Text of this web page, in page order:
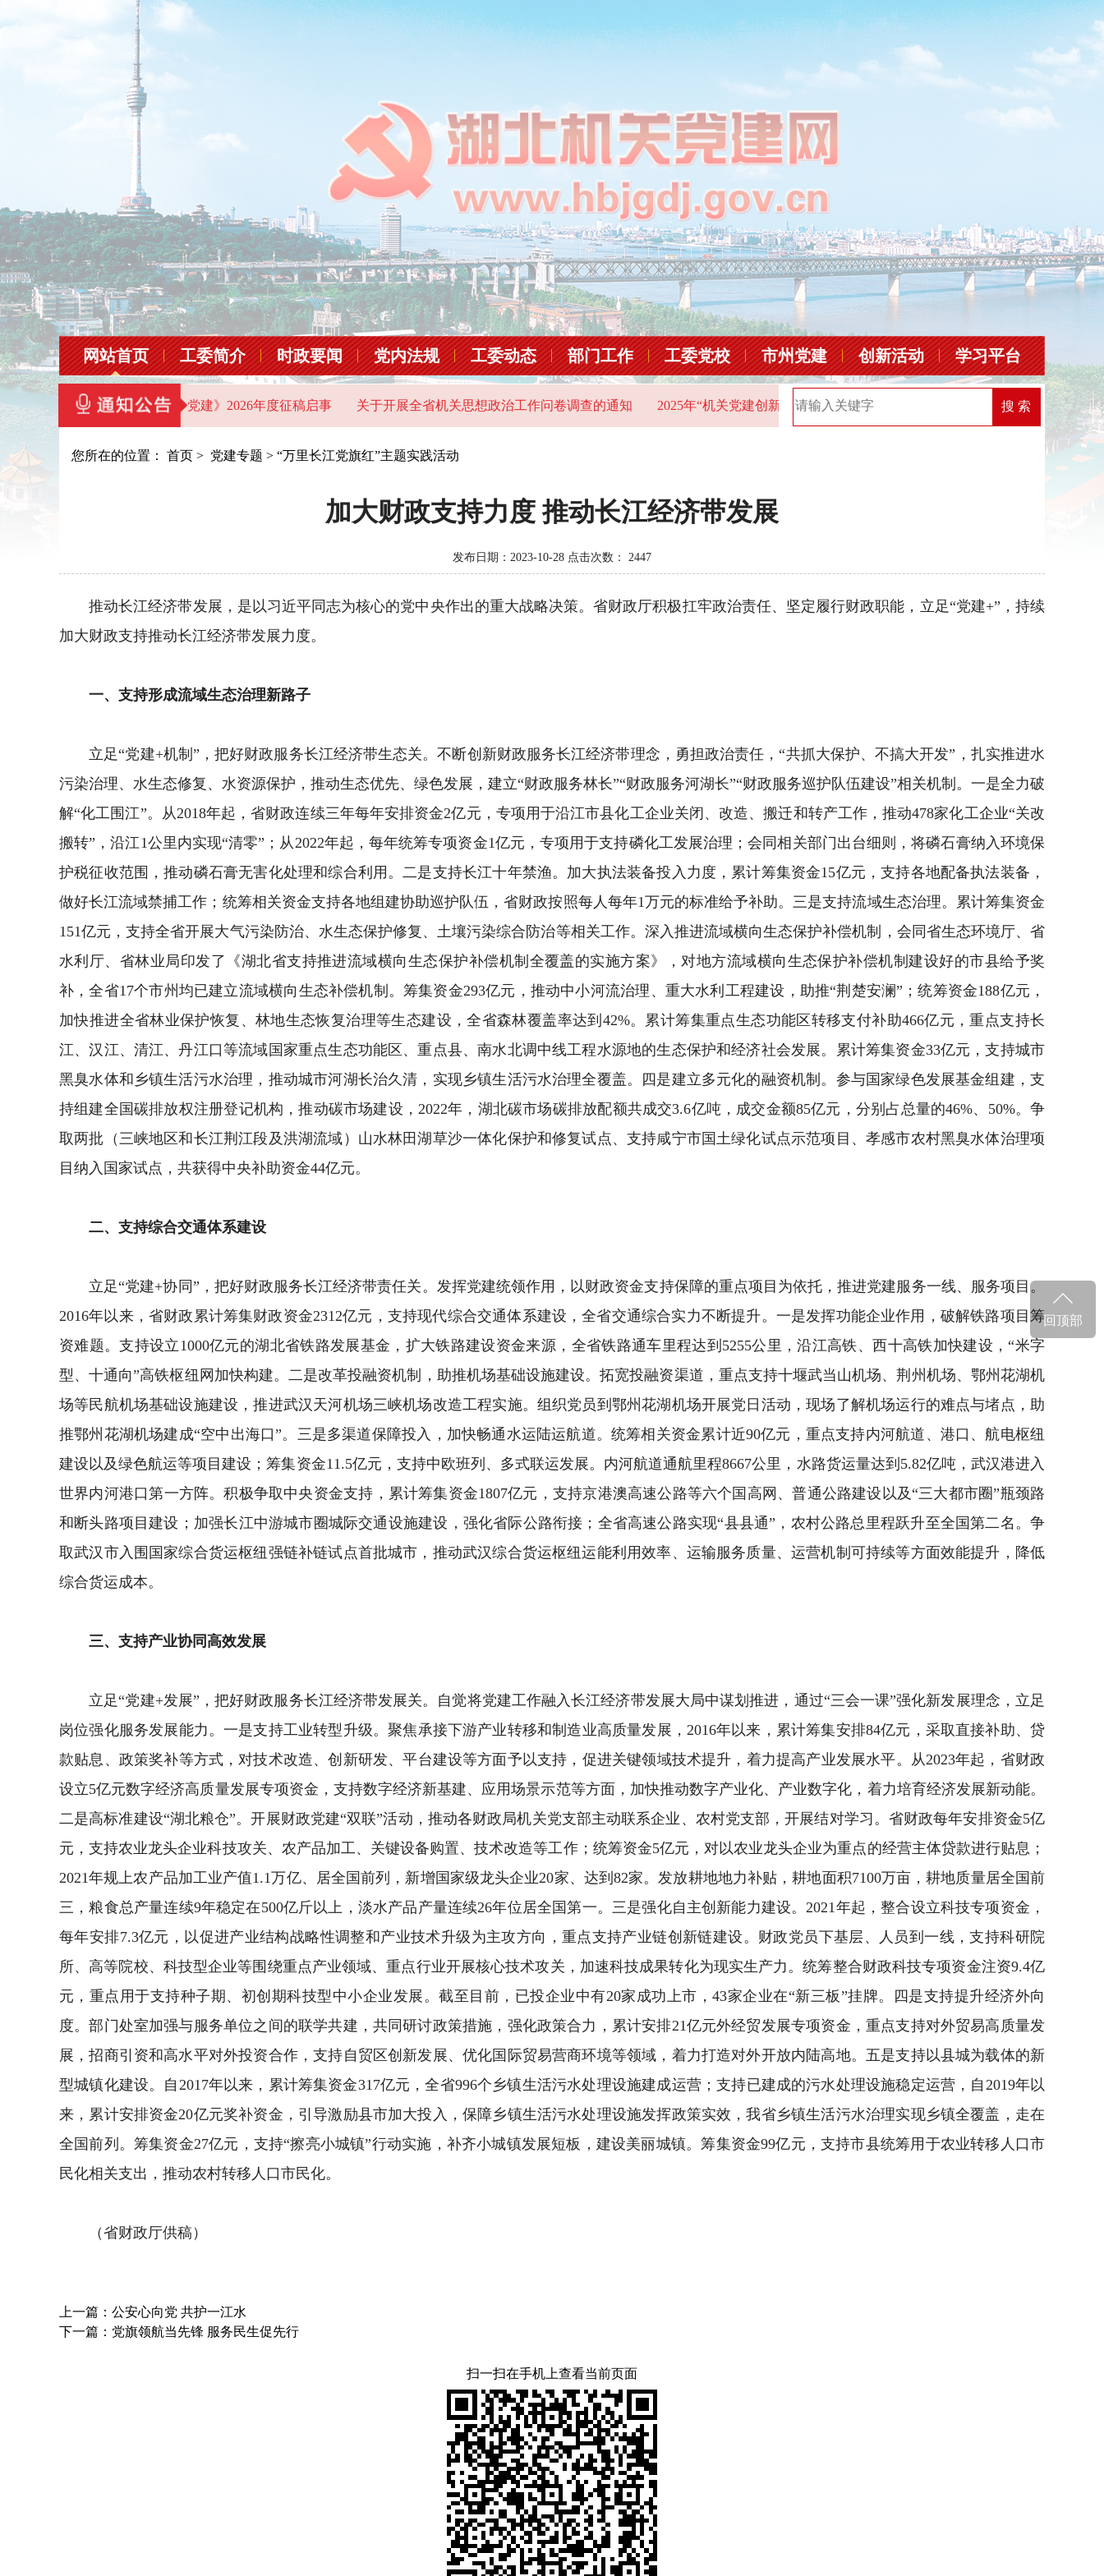
网站首页 工委简介 时政要闻 党内法规 工委动态 部门工作 工委党校 市州党建 创新活动 学习平台
的通知 《湖北机关党建》2026年度征稿启事 关于开展全省机关思想政治工作问卷调查的通知 2025年“机关党建创新榜”优秀案例名单 2026年中共湖北省委直属机关工作委员
搜 索
您所在的位置： 首页 > 党建专题 > “万里长江党旗红”主题实践活动
加大财政支持力度 推动长江经济带发展
发布日期：2023-10-28 点击次数： 2447
推动长江经济带发展，是以习近平同志为核心的党中央作出的重大战略决策。省财政厅积极扛牢政治责任、坚定履行财政职能，立足“党建+”，持续
加大财政支持推动长江经济带发展力度。
一、支持形成流域生态治理新路子
立足“党建+机制”，把好财政服务长江经济带生态关。不断创新财政服务长江经济带理念，勇担政治责任，“共抓大保护、不搞大开发”，扎实推进水
污染治理、水生态修复、水资源保护，推动生态优先、绿色发展，建立“财政服务林长”“财政服务河湖长”“财政服务巡护队伍建设”相关机制。一是全力破
解“化工围江”。从2018年起，省财政连续三年每年安排资金2亿元，专项用于沿江市县化工企业关闭、改造、搬迁和转产工作，推动478家化工企业“关改
搬转”，沿江1公里内实现“清零”；从2022年起，每年统筹专项资金1亿元，专项用于支持磷化工发展治理；会同相关部门出台细则，将磷石膏纳入环境保
护税征收范围，推动磷石膏无害化处理和综合利用。二是支持长江十年禁渔。加大执法装备投入力度，累计筹集资金15亿元，支持各地配备执法装备，
做好长江流域禁捕工作；统筹相关资金支持各地组建协助巡护队伍，省财政按照每人每年1万元的标准给予补助。三是支持流域生态治理。累计筹集资金
151亿元，支持全省开展大气污染防治、水生态保护修复、土壤污染综合防治等相关工作。深入推进流域横向生态保护补偿机制，会同省生态环境厅、省
水利厅、省林业局印发了《湖北省支持推进流域横向生态保护补偿机制全覆盖的实施方案》，对地方流域横向生态保护补偿机制建设好的市县给予奖
补，全省17个市州均已建立流域横向生态补偿机制。筹集资金293亿元，推动中小河流治理、重大水利工程建设，助推“荆楚安澜”；统筹资金188亿元，
加快推进全省林业保护恢复、林地生态恢复治理等生态建设，全省森林覆盖率达到42%。累计筹集重点生态功能区转移支付补助466亿元，重点支持长
江、汉江、清江、丹江口等流域国家重点生态功能区、重点县、南水北调中线工程水源地的生态保护和经济社会发展。累计筹集资金33亿元，支持城市
黑臭水体和乡镇生活污水治理，推动城市河湖长治久清，实现乡镇生活污水治理全覆盖。四是建立多元化的融资机制。参与国家绿色发展基金组建，支
持组建全国碳排放权注册登记机构，推动碳市场建设，2022年，湖北碳市场碳排放配额共成交3.6亿吨，成交金额85亿元，分别占总量的46%、50%。争
取两批（三峡地区和长江荆江段及洪湖流域）山水林田湖草沙一体化保护和修复试点、支持咸宁市国土绿化试点示范项目、孝感市农村黑臭水体治理项
目纳入国家试点，共获得中央补助资金44亿元。
二、支持综合交通体系建设
立足“党建+协同”，把好财政服务长江经济带责任关。发挥党建统领作用，以财政资金支持保障的重点项目为依托，推进党建服务一线、服务项目。
2016年以来，省财政累计筹集财政资金2312亿元，支持现代综合交通体系建设，全省交通综合实力不断提升。一是发挥功能企业作用，破解铁路项目筹
资难题。支持设立1000亿元的湖北省铁路发展基金，扩大铁路建设资金来源，全省铁路通车里程达到5255公里，沿江高铁、西十高铁加快建设，“米字
型、十通向”高铁枢纽网加快构建。二是改革投融资机制，助推机场基础设施建设。拓宽投融资渠道，重点支持十堰武当山机场、荆州机场、鄂州花湖机
场等民航机场基础设施建设，推进武汉天河机场三峡机场改造工程实施。组织党员到鄂州花湖机场开展党日活动，现场了解机场运行的难点与堵点，助
推鄂州花湖机场建成“空中出海口”。三是多渠道保障投入，加快畅通水运陆运航道。统筹相关资金累计近90亿元，重点支持内河航道、港口、航电枢纽
建设以及绿色航运等项目建设；筹集资金11.5亿元，支持中欧班列、多式联运发展。内河航道通航里程8667公里，水路货运量达到5.82亿吨，武汉港进入
世界内河港口第一方阵。积极争取中央资金支持，累计筹集资金1807亿元，支持京港澳高速公路等六个国高网、普通公路建设以及“三大都市圈”瓶颈路
和断头路项目建设；加强长江中游城市圈城际交通设施建设，强化省际公路衔接；全省高速公路实现“县县通”，农村公路总里程跃升至全国第二名。争
取武汉市入围国家综合货运枢纽强链补链试点首批城市，推动武汉综合货运枢纽运能利用效率、运输服务质量、运营机制可持续等方面效能提升，降低
综合货运成本。
三、支持产业协同高效发展
立足“党建+发展”，把好财政服务长江经济带发展关。自觉将党建工作融入长江经济带发展大局中谋划推进，通过“三会一课”强化新发展理念，立足
岗位强化服务发展能力。一是支持工业转型升级。聚焦承接下游产业转移和制造业高质量发展，2016年以来，累计筹集安排84亿元，采取直接补助、贷
款贴息、政策奖补等方式，对技术改造、创新研发、平台建设等方面予以支持，促进关键领域技术提升，着力提高产业发展水平。从2023年起，省财政
设立5亿元数字经济高质量发展专项资金，支持数字经济新基建、应用场景示范等方面，加快推动数字产业化、产业数字化，着力培育经济发展新动能。
二是高标准建设“湖北粮仓”。开展财政党建“双联”活动，推动各财政局机关党支部主动联系企业、农村党支部，开展结对学习。省财政每年安排资金5亿
元，支持农业龙头企业科技攻关、农产品加工、关键设备购置、技术改造等工作；统筹资金5亿元，对以农业龙头企业为重点的经营主体贷款进行贴息；
2021年规上农产品加工业产值1.1万亿、居全国前列，新增国家级龙头企业20家、达到82家。发放耕地地力补贴，耕地面积7100万亩，耕地质量居全国前
三，粮食总产量连续9年稳定在500亿斤以上，淡水产品产量连续26年位居全国第一。三是强化自主创新能力建设。2021年起，整合设立科技专项资金，
每年安排7.3亿元，以促进产业结构战略性调整和产业技术升级为主攻方向，重点支持产业链创新链建设。财政党员下基层、人员到一线，支持科研院
所、高等院校、科技型企业等围绕重点产业领域、重点行业开展核心技术攻关，加速科技成果转化为现实生产力。统筹整合财政科技专项资金注资9.4亿
元，重点用于支持种子期、初创期科技型中小企业发展。截至目前，已投企业中有20家成功上市，43家企业在“新三板”挂牌。四是支持提升经济外向
度。部门处室加强与服务单位之间的联学共建，共同研讨政策措施，强化政策合力，累计安排21亿元外经贸发展专项资金，重点支持对外贸易高质量发
展，招商引资和高水平对外投资合作，支持自贸区创新发展、优化国际贸易营商环境等领域，着力打造对外开放内陆高地。五是支持以县城为载体的新
型城镇化建设。自2017年以来，累计筹集资金317亿元，全省996个乡镇生活污水处理设施建成运营；支持已建成的污水处理设施稳定运营，自2019年以
来，累计安排资金20亿元奖补资金，引导激励县市加大投入，保障乡镇生活污水处理设施发挥政策实效，我省乡镇生活污水治理实现乡镇全覆盖，走在
全国前列。筹集资金27亿元，支持“擦亮小城镇”行动实施，补齐小城镇发展短板，建设美丽城镇。筹集资金99亿元，支持市县统筹用于农业转移人口市
民化相关支出，推动农村转移人口市民化。
（省财政厅供稿）
上一篇：公安心向党 共护一江水
下一篇：党旗领航当先锋 服务民生促先行
扫一扫在手机上查看当前页面
回顶部